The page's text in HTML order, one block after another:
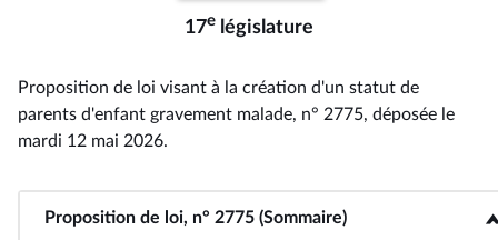
17e législature
Proposition de loi visant à la création d'un statut de
parents d'enfant gravement malade, n° 2775, déposée le
mardi 12 mai 2026.
Proposition de loi, n° 2775 (Sommaire)
<b>Proposition de loi, n° 2775 (Sommaire)</b>